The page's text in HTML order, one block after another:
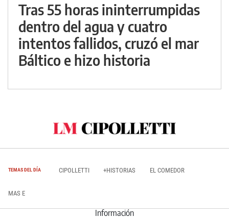
Tras 55 horas ininterrumpidas
dentro del agua y cuatro
intentos fallidos, cruzó el mar
Báltico e hizo historia
TEMAS DEL DÍA CIPOLLETTI +HISTORIAS EL COMEDOR
MAS E
Información